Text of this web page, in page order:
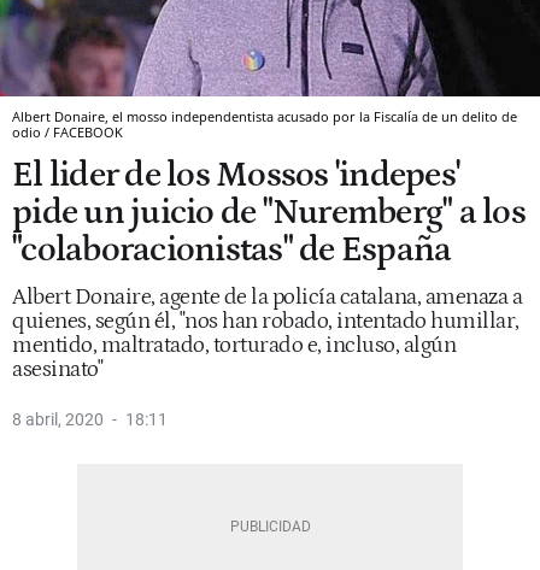
Albert Donaire, el mosso independentista acusado por la Fiscalía de un delito de
odio / FACEBOOK
El lider de los Mossos 'indepes'
pide un juicio de "Nuremberg" a los
"colaboracionistas" de España
Albert Donaire, agente de la policía catalana, amenaza a
quienes, según él, "nos han robado, intentado humillar,
mentido, maltratado, torturado e, incluso, algún
asesinato"
8 abril, 2020 18:11